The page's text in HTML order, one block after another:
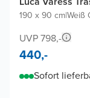
190 x 90 cm|Weiß
UVP 798,-
440,-
Sofort